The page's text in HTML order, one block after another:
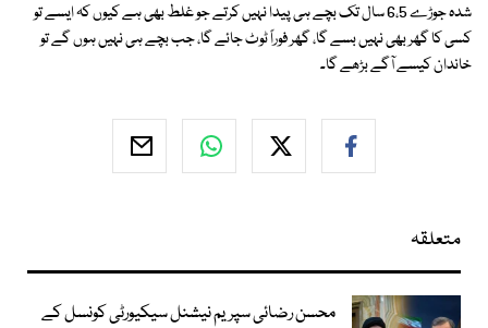
شدہ جوڑے 6،5 سال تک بچے ہی پیدا نہیں کرتے جو غلط بھی ہے کیوں کہ ایسے تو
کسی کا گھر بھی نہیں بسے گا، گھر فوراً ٹوٹ جائے گا، جب بچے ہی نہیں ہوں گے تو
خاندان کیسے آگے بڑھے گا۔
متعلقہ
محسن رضائی سپریم نیشنل سیکیورٹی کونسل کے